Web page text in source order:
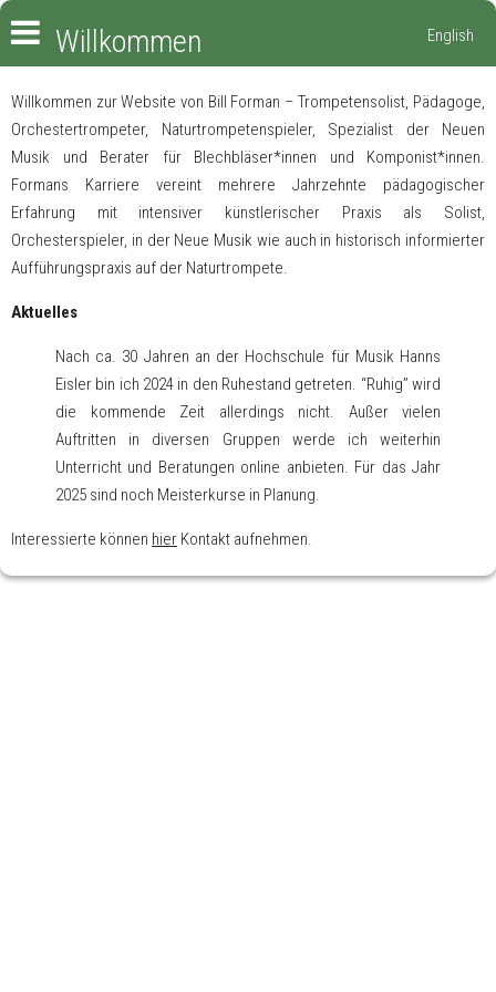
English
Willkommen
Willkommen zur Website von Bill Forman – Trompetensolist, Pädagoge,
Orchestertrompeter, Naturtrompetenspieler, Spezialist der Neuen
Musik und Berater für Blechbläser*innen und Komponist*innen.
Formans Karriere vereint mehrere Jahrzehnte pädagogischer
Erfahrung mit intensiver künstlerischer Praxis als Solist,
Orchesterspieler, in der Neue Musik wie auch in historisch informierter
Aufführungspraxis auf der Naturtrompete.
Aktuelles
Nach ca. 30 Jahren an der Hochschule für Musik Hanns
Eisler bin ich 2024 in den Ruhestand getreten. “Ruhig” wird
die kommende Zeit allerdings nicht. Außer vielen
Auftritten in diversen Gruppen werde ich weiterhin
Unterricht und Beratungen online anbieten. Für das Jahr
2025 sind noch Meisterkurse in Planung.
Interessierte können hier Kontakt aufnehmen.